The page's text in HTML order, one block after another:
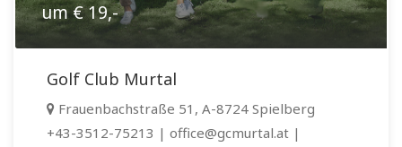
um € 19,-
Golf Club Murtal
Frauenbachstraße 51, A-8724 Spielberg
+43-3512-75213 | office@gcmurtal.at |